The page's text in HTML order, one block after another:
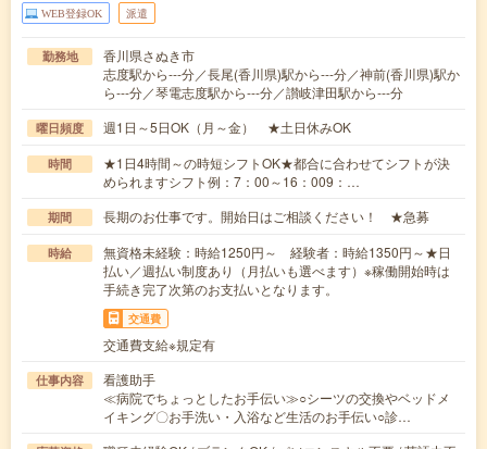
WEB登録OK 派遣
勤務地
香川県さぬき市
志度駅から---分／長尾(香川県)駅から---分／神前(香川県)駅か
ら---分／琴電志度駅から---分／讃岐津田駅から---分
曜日頻度 週1日～5日OK（月～金） ★土日休みOK
時間
★1日4時間～の時短シフトOK★都合に合わせてシフトが決
められますシフト例：7：00～16：009：…
期間 長期のお仕事です。開始日はご相談ください！ ★急募
時給
無資格未経験：時給1250円～ 経験者：時給1350円～★日
払い／週払い制度あり（月払いも選べます）※稼働開始時は
手続き完了次第のお支払いとなります。
交通費
交通費支給※規定有
仕事内容
看護助手
≪病院でちょっとしたお手伝い≫○シーツの交換やベッドメ
イキング〇お手洗い・入浴など生活のお手伝い○診…